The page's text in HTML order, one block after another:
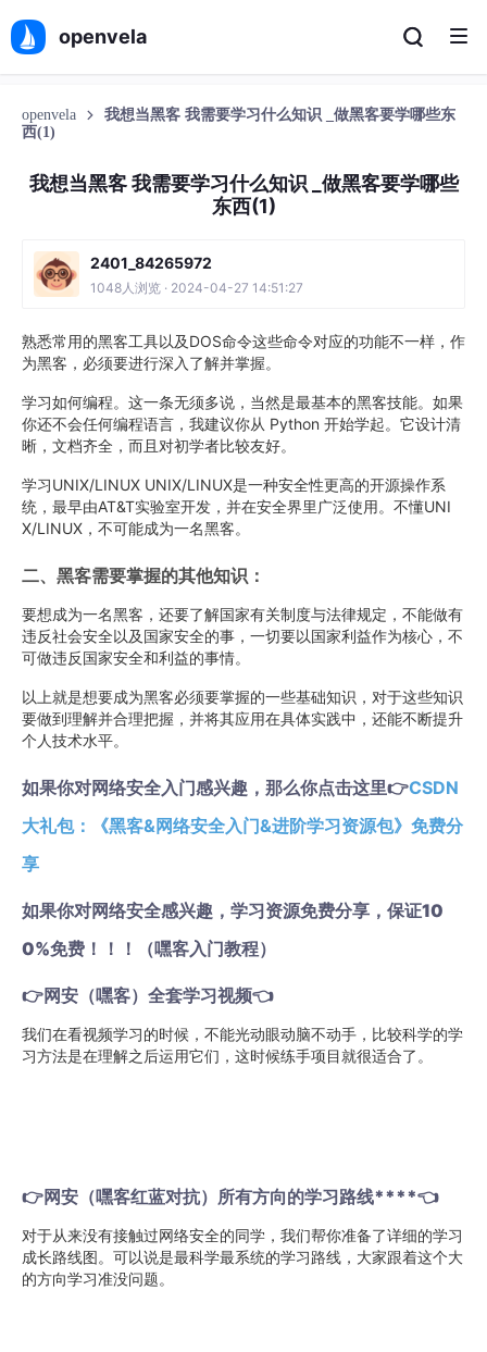
openvela
openvela
我想当黑客 我需要学习什么知识 _做黑客要学哪些东
西(1)
我想当黑客 我需要学习什么知识 _做黑客要学哪些
东西(1)
2401_84265972
1048人浏览 · 2024-04-27 14:51:27
熟悉常用的黑客工具以及DOS命令这些命令对应的功能不一样，作
为黑客，必须要进行深入了解并掌握。
学习如何编程。这一条无须多说，当然是最基本的黑客技能。如果
你还不会任何编程语言，我建议你从 Python 开始学起。它设计清
晰，文档齐全，而且对初学者比较友好。
学习UNIX/LINUX UNIX/LINUX是一种安全性更高的开源操作系
统，最早由AT&T实验室开发，并在安全界里广泛使用。不懂UNI
X/LINUX，不可能成为一名黑客。
二、黑客需要掌握的其他知识：
要想成为一名黑客，还要了解国家有关制度与法律规定，不能做有
违反社会安全以及国家安全的事，一切要以国家利益作为核心，不
可做违反国家安全和利益的事情。
以上就是想要成为黑客必须要掌握的一些基础知识，对于这些知识
要做到理解并合理把握，并将其应用在具体实践中，还能不断提升
个人技术水平。
如果你对网络安全入门感兴趣，那么你点击这里👉CSDN
大礼包：《黑客&网络安全入门&进阶学习资源包》免费分
享
如果你对网络安全感兴趣，学习资源免费分享，保证10
0%免费！！！（嘿客入门教程）
👉网安（嘿客）全套学习视频👈
我们在看视频学习的时候，不能光动眼动脑不动手，比较科学的学
习方法是在理解之后运用它们，这时候练手项目就很适合了。
👉网安（嘿客红蓝对抗）所有方向的学习路线****👈
对于从来没有接触过网络安全的同学，我们帮你准备了详细的学习
成长路线图。可以说是最科学最系统的学习路线，大家跟着这个大
的方向学习准没问题。